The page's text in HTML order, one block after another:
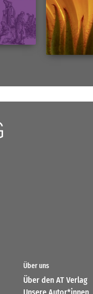
Über uns
Über den AT Verlag